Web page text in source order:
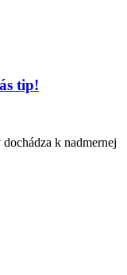
tip!
k nadmernej